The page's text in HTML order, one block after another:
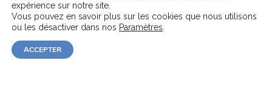
© 2026-27www.menuiserieseux.com| Mentions
Légales|Confidentialité| Réalisation du site par
expérience sur notre site.
Vous pouvez en savoir plus sur les cookies que nous utilisons
ou les désactiver dans nos Paramètres
ACCEPTER